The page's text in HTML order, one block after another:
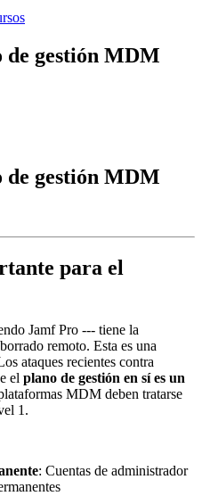
de gestión MDM
de gestión MDM
para el
Jamf Pro --- tiene la
remoto. Esta es una
ataques recientes contra
el plano de gestión en sí es un
MDM deben tratarse
1.
: Cuentas de administrador